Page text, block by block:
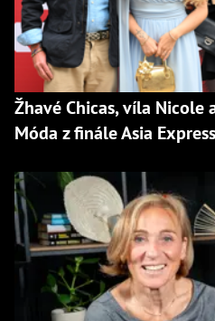
Žhavé Chicas, víla Nicole
Móda z finále Asia